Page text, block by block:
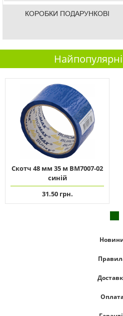
КОРОБКИ ПОДАРУНКОВІ
Скотч 48 мм 35 м ВМ7007-02
синій
31.50 грн.